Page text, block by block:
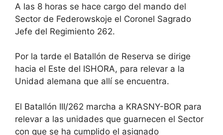
A las 8 horas se hace cargo del mando del
Sector de Federowskoje el Coronel Sagrado
Jefe del Regimiento 262.
Por la tarde el Batallón de Reserva se dirige
hacia el Este del ISHORA, para relevar a la
Unidad alemana que allí se encuentra.
El Batallón III/262 marcha a KRASNY-BOR para
relevar a las unidades que guarnecen el Sector
con que se ha cumplido el asignado